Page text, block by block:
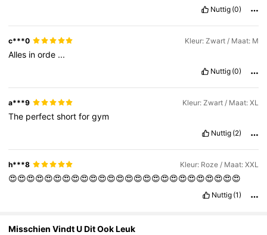
Nuttig (0)
c***0 Kleur: Zwart / Maat: M
Alles inorde ...
Nuttig (0)
a***9 Kleur: Zwart / Maat: XL
The perfectshortforgym
Nuttig (2)
h***8 Kleur: Roze / Maat: XXL
😍😍😍😍😍😍😍😍😍😍😍😍😍😍😍😍😍😍😍😍😍😍😍😍😍😍
Nuttig (1)
Misschien Vindt U Dit Ook Leuk